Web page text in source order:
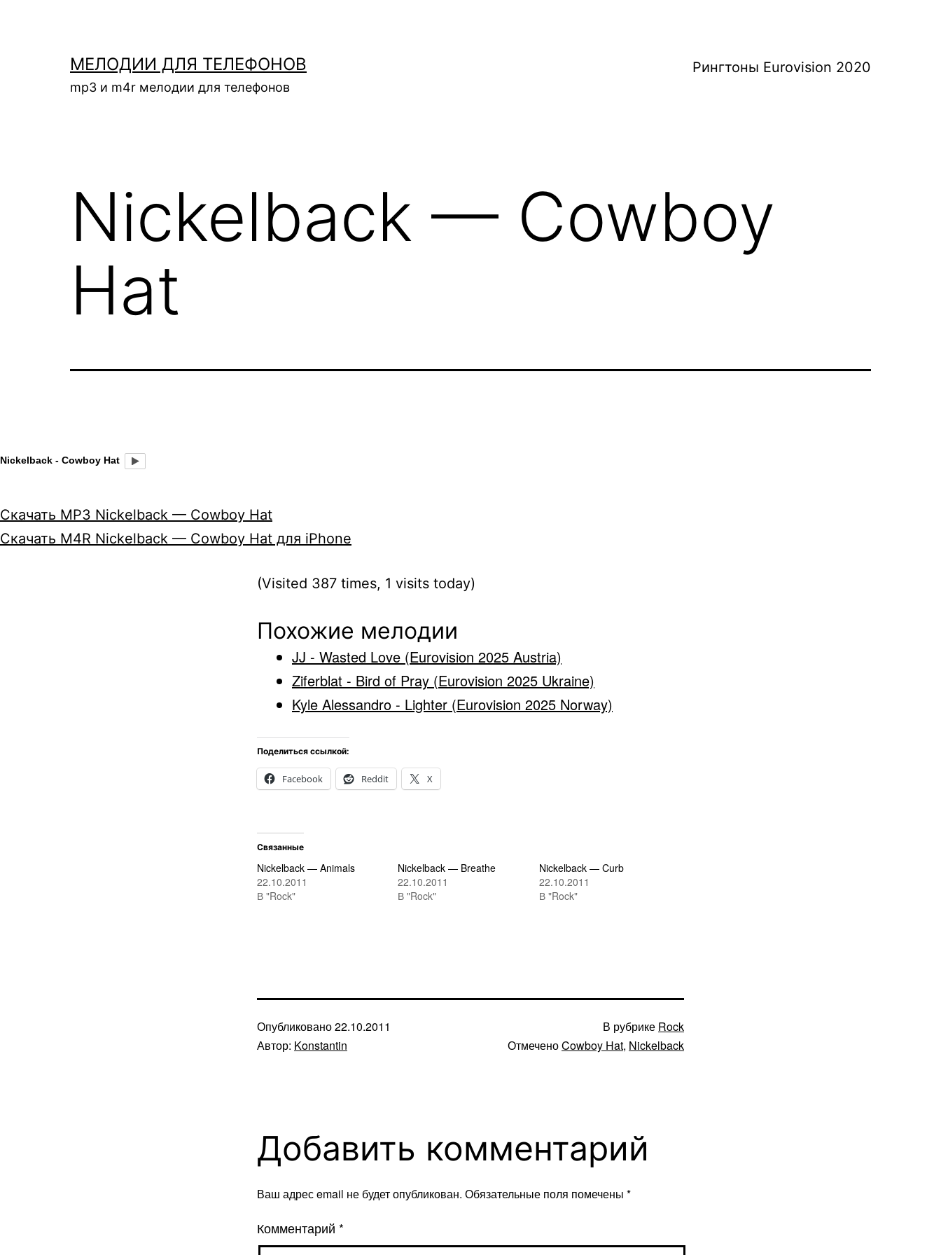
содержимомуМЕЛОДИИ ДЛЯ ТЕЛЕФОНОВ
mp3 и m4r мелодии для телефонов
Рингтоны Eurovision 2020
Nickelback — Cowboy
Hat
Nickelback - Cowboy Hat
Скачать MP3 Nickelback — Cowboy Hat
Скачать M4R Nickelback — Cowboy Hat для iPhone
(Visited 387 times, 1 visits today)
Похожие мелодии
JJ - Wasted Love (Eurovision 2025 Austria)
Ziferblat - Bird of Pray (Eurovision 2025 Ukraine)
Kyle Alessandro - Lighter (Eurovision 2025 Norway)
Поделиться ссылкой:
Facebook Reddit X
Связанные
Nickelback — Animals
22.10.2011
В "Rock"
Nickelback — Breathe
22.10.2011
В "Rock"
Nickelback — Curb
22.10.2011
В "Rock"
Опубликовано22.10.2011
Автор: Konstantin
В рубрике Rock
ОтмеченоCowboy Hat, Nickelback
Добавить комментарий
Ваш адрес email не будет опубликован. Обязательные поля помечены *
Комментарий *